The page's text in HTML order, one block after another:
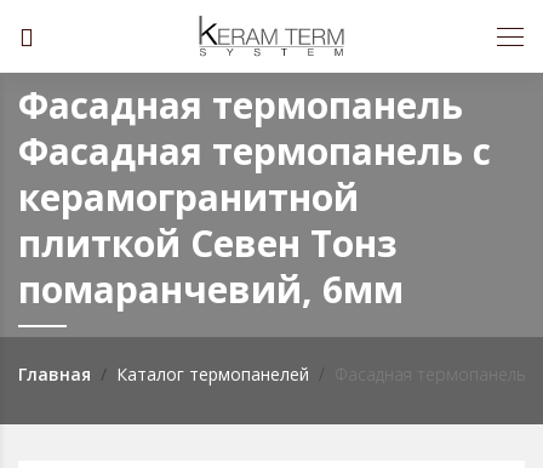
Фасадная термопанель
Фасадная термопанель с
керамогранитной
плиткой Севен Тонз
помаранчевий, 6мм
Главная Каталог термопанелей Фасадная термопанель